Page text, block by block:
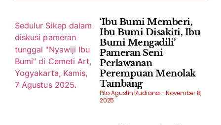
‘Ibu Bumi Memberi,
Ibu Bumi Disakiti, Ibu
Bumi Mengadili’
Pameran Seni
Perlawanan
Perempuan Menolak
Tambang
Pito Agustin Rudiana
November 8,
2025